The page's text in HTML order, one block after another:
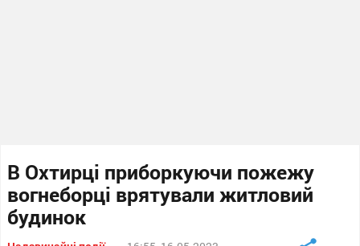
В Охтирці приборкуючи пожежу
вогнеборці врятували житловий
будинок